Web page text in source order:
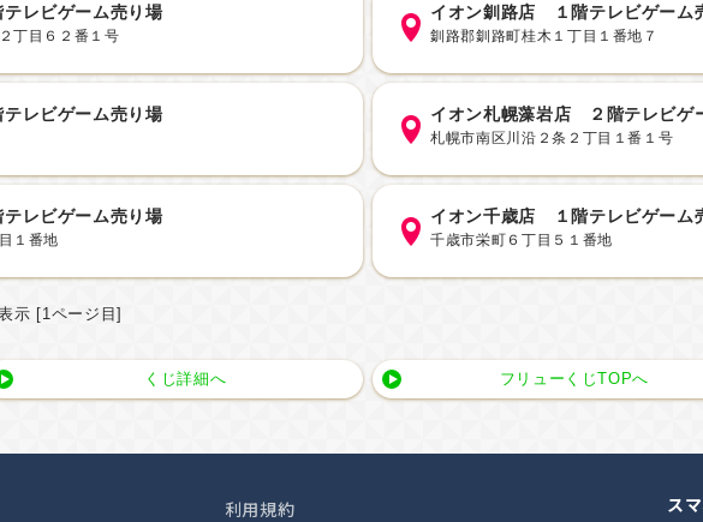
レビゲーム売り場
丁目６２番１号
イオン釧路店 １階テレビゲーム
釧路郡釧路町桂木１丁目１番地７
レビゲーム売り場 イオン札幌藻岩店 ２階テレビゲ
札幌市南区川沿２条２丁目１番１号
レビゲーム売り場
１番地
イオン千歳店 １階テレビゲーム
千歳市栄町６丁目５１番地
示 [1ページ目]
くじ詳細へ フリューくじTOPへ
利用規約
ス